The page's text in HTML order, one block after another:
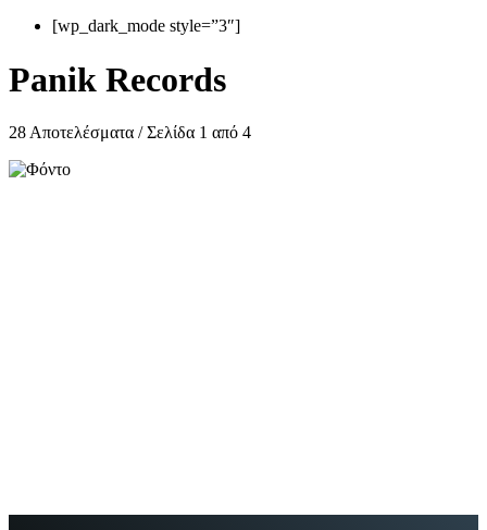
[wp_dark_mode style=”3″]
Panik Records
28 Αποτελέσματα / Σελίδα 1 από 4